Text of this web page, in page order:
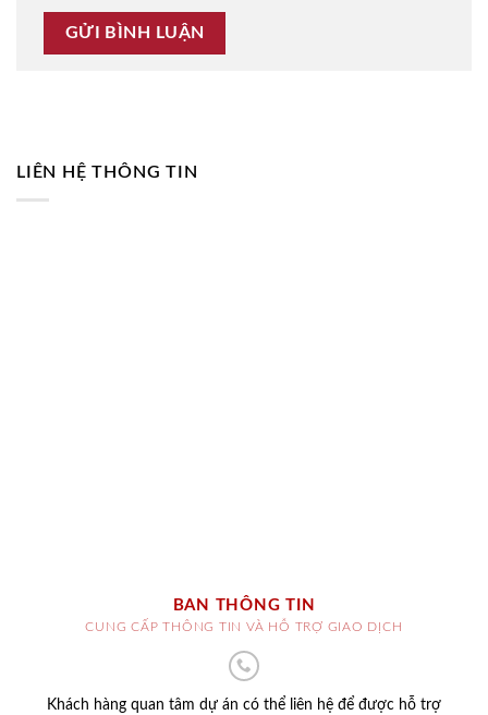
LIÊN HỆ THÔNG TIN
BAN THÔNG TIN
CUNG CẤP THÔNG TIN VÀ HỖ TRỢ GIAO DỊCH
Khách hàng quan tâm dự án có thể liên hệ để được hỗ trợ